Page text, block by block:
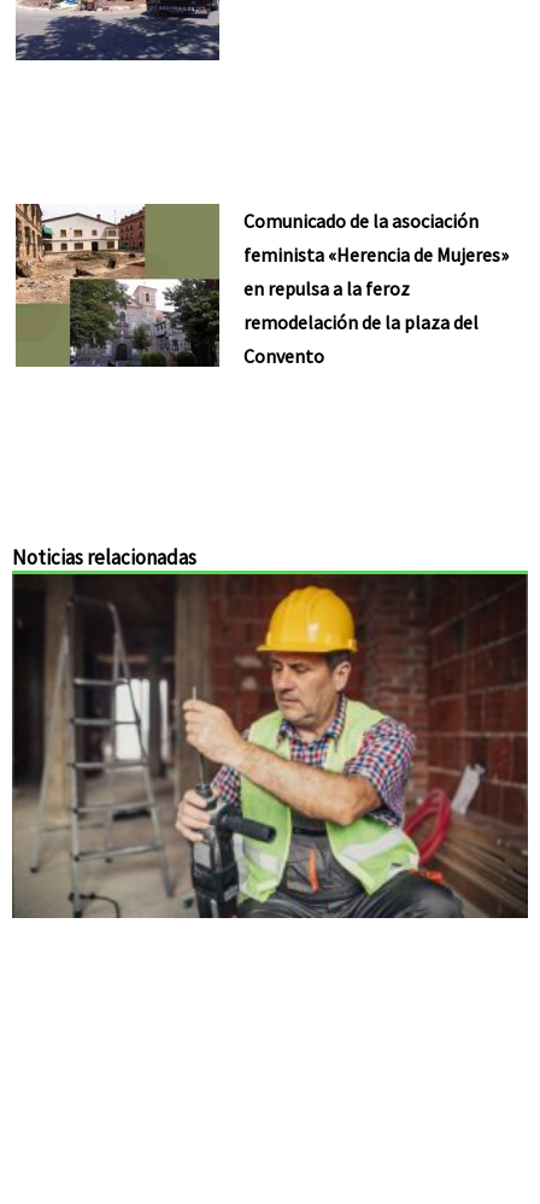
Comunicado de la asociación
feminista «Herencia de Mujeres»
en repulsa a la feroz
remodelación de la plaza del
Convento
Noticias relacionadas